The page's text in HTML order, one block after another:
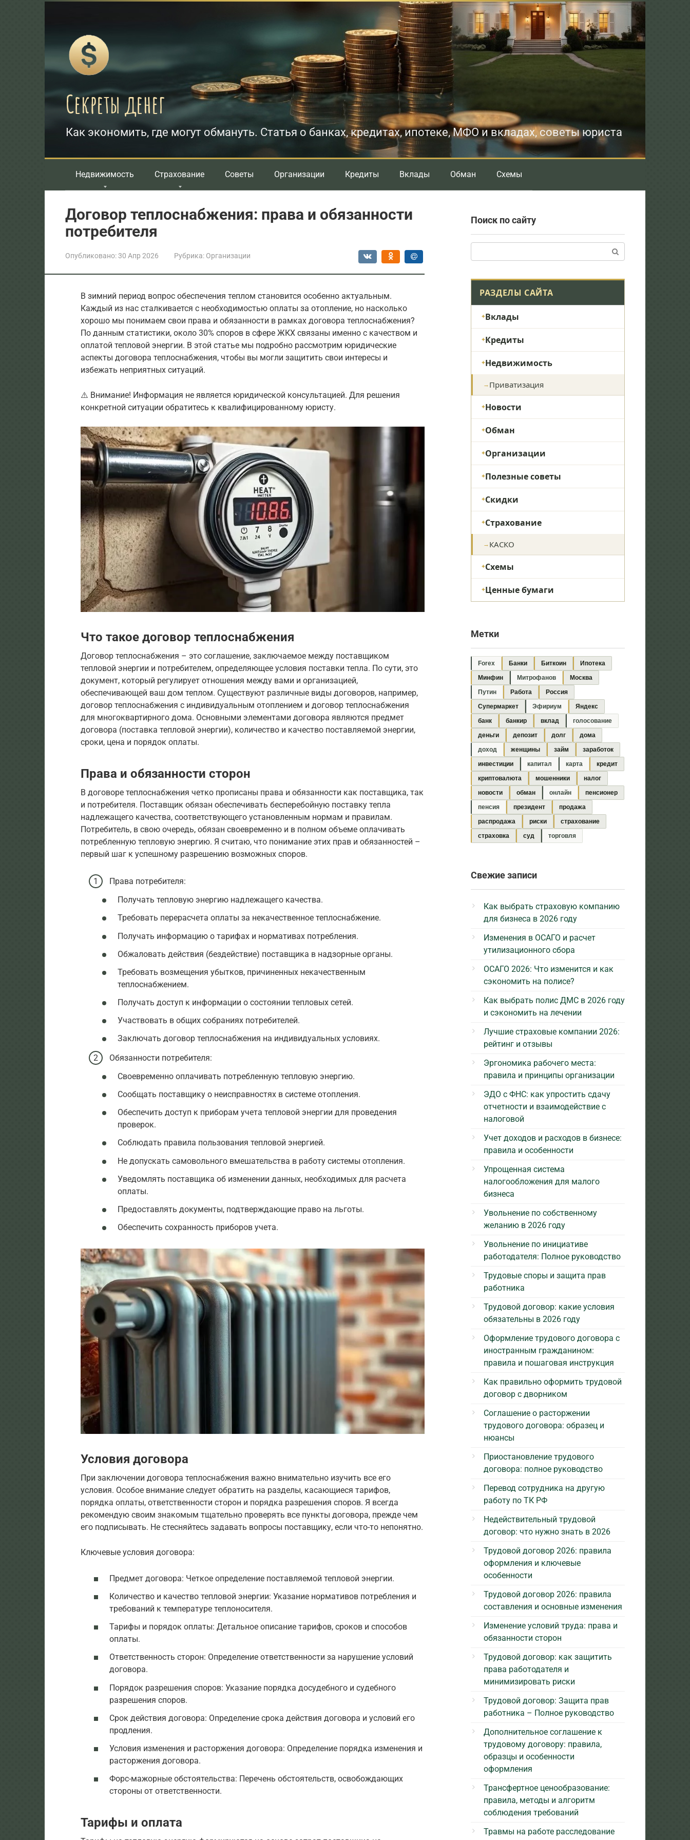
Секреты денег
Как экономить, где могут обмануть. Статья о банках, кредитах, ипотеке, МФО и вкладах, советы юриста
Недвижимость Страхование Советы Организации Кредиты Вклады Обман Схемы
Договор теплоснабжения: права и обязанности
потребителя
Опубликовано:30 Апр 2026 Рубрика: Организации
В зимний период вопрос обеспечения теплом становится особенно актуальным.
Каждый из нас сталкивается с необходимостью оплаты за отопление, но насколько
хорошо мы понимаем свои права и обязанности в рамках договора теплоснабжения?
По данным статистики, около 30% споров в сфере ЖКХ связаны именно с качеством и
оплатой тепловой энергии. В этой статье мы подробно рассмотрим юридические
аспекты договора теплоснабжения, чтобы вы могли защитить свои интересы и
избежать неприятных ситуаций.
⚠️ Внимание! Информация не является юридической консультацией. Для решения
конкретной ситуации обратитесь к квалифицированному юристу.
Что такое договор теплоснабжения
Договор теплоснабжения – это соглашение, заключаемое между поставщиком
тепловой энергии и потребителем, определяющее условия поставки тепла. По сути, это
документ, который регулирует отношения между вами и организацией,
обеспечивающей ваш дом теплом. Существуют различные виды договоров, например,
договор теплоснабжения с индивидуальным отоплением и договор теплоснабжения
для многоквартирного дома. Основными элементами договора являются предмет
договора (поставка тепловой энергии), количество и качество поставляемой энергии,
сроки, цена и порядок оплаты.
Права и обязанности сторон
В договоре теплоснабжения четко прописаны права и обязанности как поставщика, так
и потребителя. Поставщик обязан обеспечивать бесперебойную поставку тепла
надлежащего качества, соответствующего установленным нормам и правилам.
Потребитель, в свою очередь, обязан своевременно и в полном объеме оплачивать
потребленную тепловую энергию. Я считаю, что понимание этих прав и обязанностей –
первый шаг к успешному разрешению возможных споров.
Права потребителя:
Получать тепловую энергию надлежащего качества.
Требовать перерасчета оплаты за некачественное теплоснабжение.
Получать информацию о тарифах и нормативах потребления.
Обжаловать действия (бездействие) поставщика в надзорные органы.
Требовать возмещения убытков, причиненных некачественным
теплоснабжением.
Получать доступ к информации о состоянии тепловых сетей.
Участвовать в общих собраниях потребителей.
Заключать договор теплоснабжения на индивидуальных условиях.
Обязанности потребителя:
Своевременно оплачивать потребленную тепловую энергию.
Сообщать поставщику о неисправностях в системе отопления.
Обеспечить доступ к приборам учета тепловой энергии для проведения
проверок.
Соблюдать правила пользования тепловой энергией.
Не допускать самовольного вмешательства в работу системы отопления.
Уведомлять поставщика об изменении данных, необходимых для расчета
оплаты.
Предоставлять документы, подтверждающие право на льготы.
Обеспечить сохранность приборов учета.
Условия договора
При заключении договора теплоснабжения важно внимательно изучить все его
условия. Особое внимание следует обратить на разделы, касающиеся тарифов,
порядка оплаты, ответственности сторон и порядка разрешения споров. Я всегда
рекомендую своим знакомым тщательно проверять все пункты договора, прежде чем
его подписывать. Не стесняйтесь задавать вопросы поставщику, если что-то непонятно.
Ключевые условия договора:
Предмет договора: Четкое определение поставляемой тепловой энергии.
Количество и качество тепловой энергии: Указание нормативов потребления и
требований к температуре теплоносителя.
Тарифы и порядок оплаты: Детальное описание тарифов, сроков и способов
оплаты.
Ответственность сторон: Определение ответственности за нарушение условий
договора.
Порядок разрешения споров: Указание порядка досудебного и судебного
разрешения споров.
Срок действия договора: Определение срока действия договора и условий его
продления.
Условия изменения и расторжения договора: Определение порядка изменения и
расторжения договора.
Форс-мажорные обстоятельства: Перечень обстоятельств, освобождающих
стороны от ответственности.
Тарифы и оплата
Поиск по сайту
РАЗДЕЛЫ САЙТА
Вклады
Кредиты
Недвижимость
Приватизация
Новости
Обман
Организации
Полезные советы
Скидки
Страхование
КАСКО
Схемы
Ценные бумаги
Метки
Forex Банки Биткоин
Ипотека
Минфин
Митрофанов
Москва
Путин
Работа
Россия
Супермаркет
Эфириум
Яндекс
банк
банкир вклад
голосование
деньги
депозит долг
дома
доход
женщины займ
заработок
инвестиции
капитал карта
кредит
криптовалюта
мошенники
налог
новости
обман онлайн
пенсионер
пенсия
президент
продажа
распродажа
риски
страхование
страховка
суд торговля
Свежие записи
Как выбрать страховую компанию
для бизнеса в 2026 году
Изменения в ОСАГО и расчет
утилизационного сбора
ОСАГО 2026: Что изменится и как
сэкономить на полисе?
Как выбрать полис ДМС в 2026 году
и сэкономить на лечении
Лучшие страховые компании 2026:
рейтинг и отзывы
Эргономика рабочего места:
правила и принципы организации
ЭДО с ФНС: как упростить сдачу
отчетности и взаимодействие с
налоговой
Учет доходов и расходов в бизнесе:
правила и особенности
Упрощенная система
налогообложения для малого
бизнеса
Увольнение по собственному
желанию в 2026 году
Увольнение по инициативе
работодателя: Полное руководство
Трудовые споры и защита прав
работника
Трудовой договор: какие условия
обязательны в 2026 году
Оформление трудового договора с
иностранным гражданином:
правила и пошаговая инструкция
Как правильно оформить трудовой
договор с дворником
Соглашение о расторжении
трудового договора: образец и
нюансы
Приостановление трудового
договора: полное руководство
Перевод сотрудника на другую
работу по ТК РФ
Недействительный трудовой
договор: что нужно знать в 2026
Трудовой договор 2026: правила
оформления и ключевые
особенности
Трудовой договор 2026: правила
составления и основные изменения
Изменение условий труда: права и
обязанности сторон
Трудовой договор: как защитить
права работодателя и
минимизировать риски
Трудовой договор: Защита прав
работника – Полное руководство
Дополнительное соглашение к
трудовому договору: правила,
образцы и особенности
оформления
Трансфертное ценообразование:
правила, методы и алгоритм
соблюдения требований
Травмы на работе расследование